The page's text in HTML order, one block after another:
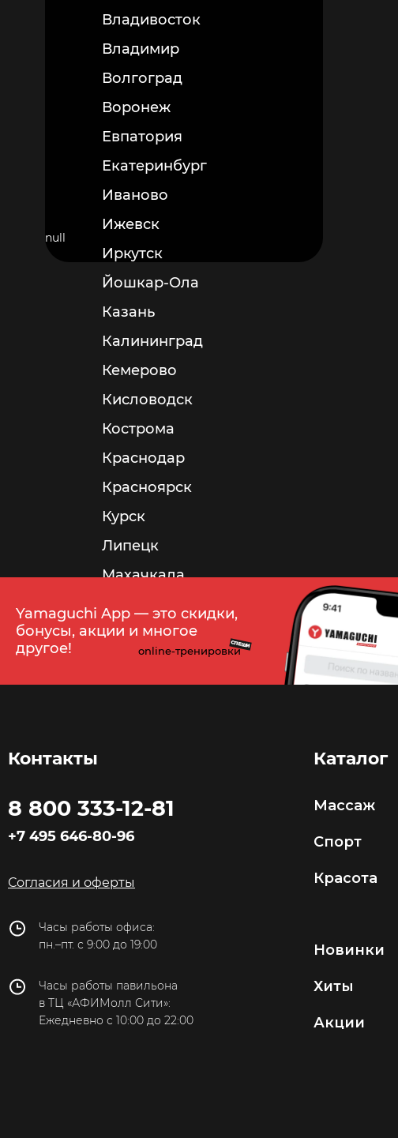
Владивосток
Владимир
Волгоград
Воронеж
Евпатория
Екатеринбург
Иваново
Ижевск
Иркутск
Йошкар-Ола
Казань
Калининград
Кемерово
Кисловодск
Кострома
Краснодар
Красноярск
Курск
Липецк
Махачкала
Минск
Мурманск
Набережные Челны
Новокузнецк
Новороссийск
Оренбург
Пенза
Пермь
Петропавловск-
Камчатский
null
Yamaguchi App — это скидки,
бонусы, акции и многое
другое!
online-тренировки
СПЕШИ
Контакты
8 800 333-12-81
+7 495 646-80-96
Согласия и оферты
Часы работы офиса:
пн.–пт. с 9:00 до 19:00
Часы работы павильона
в ТЦ «АФИМолл Сити»:
Ежедневно с 10:00 до 22:00
Каталог
Массаж
Спорт
Красота
Новинки
Хиты
Акции